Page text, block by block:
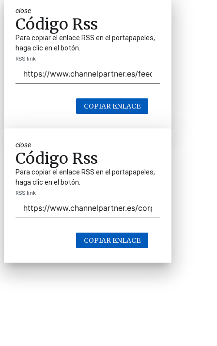
close
Código Rss
Para copiar el enlace RSS en el portapapeles,
haga clic en el botón.
RSS link
COPIAR ENLACE
close
Código Rss
Para copiar el enlace RSS en el portapapeles,
haga clic en el botón.
RSS link
COPIAR ENLACE